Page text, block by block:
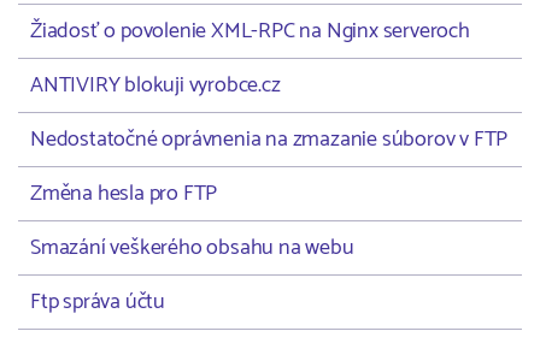
Žiadosť o povolenie XML-RPC na Nginx serveroch
ANTIVIRY blokuji vyrobce.cz
Nedostatočné oprávnenia na zmazanie súborov v FTP
Změna hesla pro FTP
Smazání veškerého obsahu na webu
Ftp správa účtu